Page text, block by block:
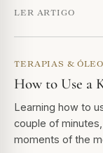
LER ARTIGO
TERAPIAS &
How to Use a
Learning how to
couple of
moments of the